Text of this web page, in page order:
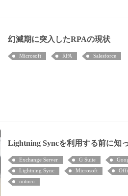
幻滅期に突入したRPAの現状
Microsoft RPA Salesforce
Lightning Syncを利用する前に知
Exchange Server G Suite
Lightning Sync
Microsoft
mitoco